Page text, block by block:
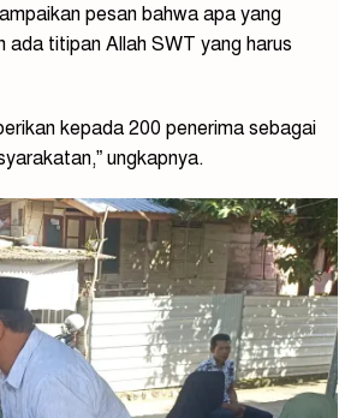
pesan bahwa apa yang
ada titipan Allah SWT yang harus
kepada 200 penerima sebagai
ungkapnya.